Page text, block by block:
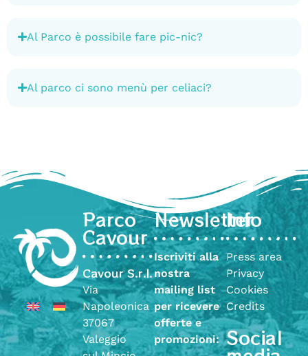
Al Parco è possibile fare pic-nic?
Al parco ci sono menù per celiaci?
Parco
Cavour
Cavour S.r.l.
Via
Napoleonica
37067
Valeggio
Newsletter
Iscriviti alla
nostra
mailing list
per ricevere
offerte e
promozioni:
Info
Press area
Privacy
Cookies
Credits
Social